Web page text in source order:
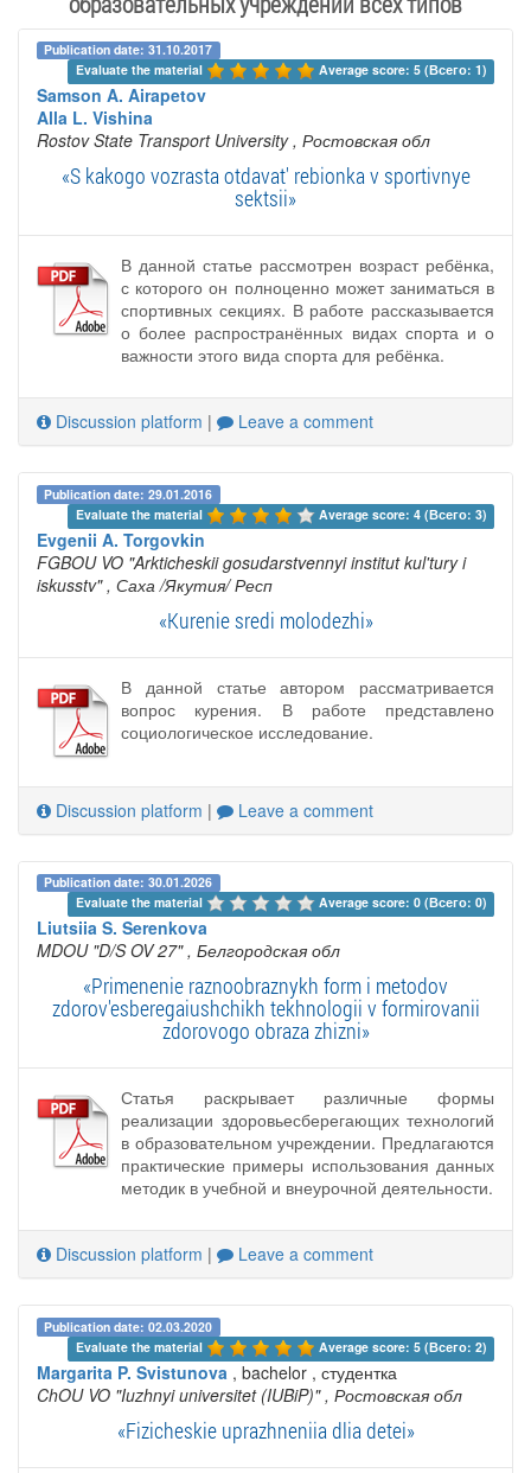
Publication date: 31.10.2017
Evaluate the material
Average score: 5 (Всего: 1)
Samson A. Airapetov
Alla L. Vishina
Rostov State Transport University , Ростовская обл
«S kakogo vozrasta otdavat' rebionka v sportivnye
sektsii»
В данной статье рассмотрен возраст ребёнка,
с которого он полноценно может заниматься в
спортивных секциях. В работе рассказывается
о более распространённых видах спорта и о
важности этого вида спорта для ребёнка.
Discussion platform | Leave a comment
Publication date: 29.01.2016
Evaluate the material
Average score: 4 (Всего: 3)
Evgenii A. Torgovkin
FGBOU VO "Arkticheskii gosudarstvennyi institut kul'tury i
iskusstv" , Саха /Якутия/ Респ
«Kurenie sredi molodezhi»
В данной статье автором рассматривается
вопрос курения. В работе представлено
социологическое исследование.
Discussion platform | Leave a comment
Publication date: 30.01.2026
Evaluate the material
Average score: 0 (Всего: 0)
Liutsiia S. Serenkova
MDOU "D/S OV 27" , Белгородская обл
«Primenenie raznoobraznykh form i metodov
zdorov'esberegaiushchikh tekhnologii v formirovanii
zdorovogo obraza zhizni»
Статья раскрывает различные формы
реализации здоровьесберегающих технологий
в образовательном учреждении. Предлагаются
практические примеры использования данных
методик в учебной и внеурочной деятельности.
Discussion platform | Leave a comment
Publication date: 02.03.2020
Evaluate the material
Average score: 5 (Всего: 2)
Margarita P. Svistunova , bachelor , студентка
ChOU VO "Iuzhnyi universitet (IUBiP)" , Ростовская обл
«Fizicheskie uprazhneniia dlia detei»